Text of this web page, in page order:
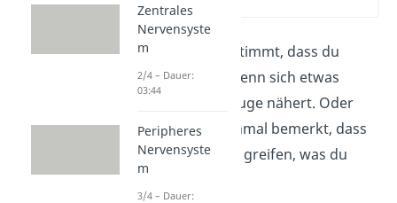
Du kennst es bestimmt, dass du
blinzeln musst, wenn sich etwas
schnell deinem Auge nähert. Oder
hast du schon einmal bemerkt, dass
Babys nach allem greifen, was du
Zentrales
Nervensyste
m
2/4 – Dauer:
03:44
Peripheres
Nervensyste
m
3/4 – Dauer: